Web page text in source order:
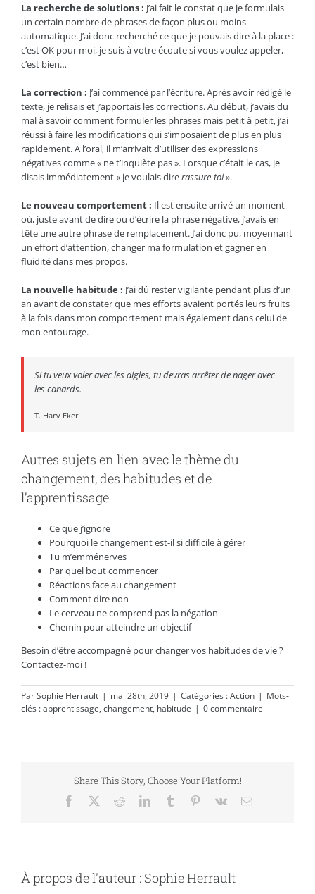
La recherche de solutions : J’ai fait le constat que je formulais
un certain nombre de phrases de façon plus ou moins
automatique. J’ai donc recherché ce que je pouvais dire à la place :
c’est OK pour moi, je suis à votre écoute si vous voulez appeler,
c’est bien…
La correction : J’ai commencé par l’écriture. Après avoir rédigé le
texte, je relisais et j’apportais les corrections. Au début, j’avais du
mal à savoir comment formuler les phrases mais petit à petit, j’ai
réussi à faire les modifications qui s’imposaient de plus en plus
rapidement. A l’oral, il m’arrivait d’utiliser des expressions
négatives comme « ne t’inquiète pas ». Lorsque c’était le cas, je
disais immédiatement « je voulais direrassure-toi».
Le nouveau comportement : Il est ensuite arrivé un moment
où, juste avant de dire ou d’écrire la phrase négative, j’avais en
tête une autre phrase de remplacement. J’ai donc pu, moyennant
un effort d’attention, changer ma formulation et gagner en
fluidité dans mes propos.
La nouvelle habitude : J’ai dû rester vigilante pendant plus d’un
an avant de constater que mes efforts avaient portés leurs fruits
à la fois dans mon comportement mais également dans celui de
mon entourage.
Si tu veux voler avec les aigles, tu devras arrêter de nager avec
les canards.
T. Harv Eker
Autres sujets en lien avec le thème du
changement, des habitudes et de
l’apprentissage
Ce que j’ignore
Pourquoi le changement est-il si difficile à gérer
Tu m’emménerves
Par quel bout commencer
Réactions face au changement
Comment dire non
Le cerveau ne comprend pas la négation
Chemin pour atteindre un objectif
Besoin d’être accompagné pour changer vos habitudes de vie ?
Contactez-moi !
ParSophie Herrault | mai 28th, 2019 | Catégories :Action | Mots-
clés :apprentissage, changement, habitude | 0 commentaire
Share This Story, Choose Your Platform!
Facebook RedditLinkedInTumblr Pinterest
Vk Email
À propos de l'auteur : Sophie Herrault